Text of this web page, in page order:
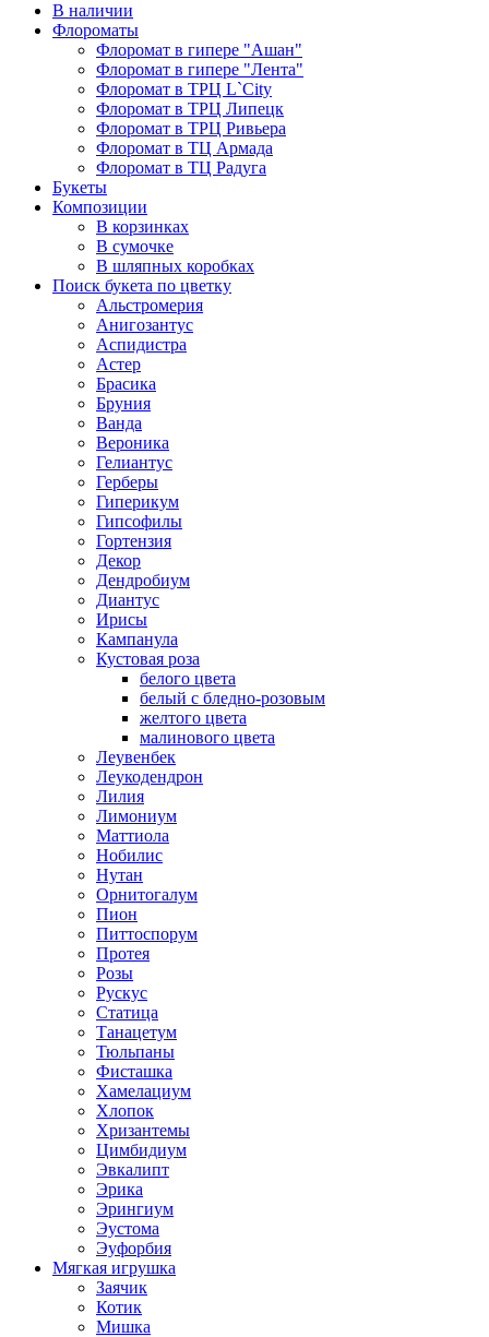
В наличии
Флороматы
Флоромат в гипере "Ашан"
Флоромат в гипере "Лента"
Флоромат в ТРЦ L`City
Флоромат в ТРЦ Липецк
Флоромат в ТРЦ Ривьера
Флоромат в ТЦ Армада
Флоромат в ТЦ Радуга
Букеты
Композиции
В корзинках
В сумочке
В шляпных коробках
Поиск букета по цветку
Альстромерия
Анигозантус
Аспидистра
Астер
Брасика
Бруния
Ванда
Вероника
Гелиантус
Герберы
Гиперикум
Гипсофилы
Гортензия
Декор
Дендробиум
Диантус
Ирисы
Кампанула
Кустовая роза
белого цвета
белый с бледно-розовым
желтого цвета
малинового цвета
Леувенбек
Леукодендрон
Лилия
Лимониум
Маттиола
Нобилис
Нутан
Орнитогалум
Пион
Питтоспорум
Протея
Розы
Рускус
Статица
Танацетум
Тюльпаны
Фисташка
Хамелациум
Хлопок
Хризантемы
Цимбидиум
Эвкалипт
Эрика
Эрингиум
Эустома
Эуфорбия
Мягкая игрушка
Заячик
Котик
Мишка